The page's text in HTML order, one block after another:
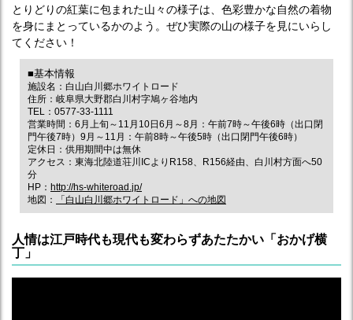
とりどりの紅葉に包まれた山々の様子は、色彩豊かな自然の着物
を身にまとっているかのよう。ぜひ実際の山の様子を見にいらし
てください！
■基本情報
施設名：白山白川郷ホワイトロード
住所：岐阜県大野郡白川村字鳩ヶ谷地内
TEL：0577-33-1111
営業時間：6月上旬～11月10日6月～8月：午前7時～午後6時（出口閉
門午後7時）9月～11月：午前8時～午後5時（出口閉門午後6時）
定休日：供用期間中は無休
アクセス：東海北陸道荘川ICよりR158、R156経由、白川村方面へ50
分
HP： http://hs-whiteroad.jp/
地図：
「白山白川郷ホワイトロード」への地図
人情は江戸時代も現代も変わらずあたたかい「おかげ横
丁」